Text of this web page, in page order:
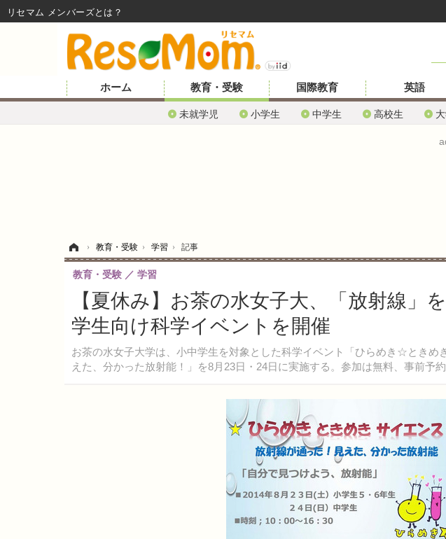
ホーム 教育・受験
未就学児 小学生 中学生 高校生
国際教育 英語
› 教育・受験 › 学習 › 記事
【夏休み】お茶の水女子大、「放射線」
学生向け科学イベントを開催
お茶の水女子大学は、小中学生を対象とした科学イベント「ひらめき☆とき
えた、分かった放射能！」を8月23日・24日に実施する。参加は無料、事前予約
教育・受験 学習
リセマム メンバーズ